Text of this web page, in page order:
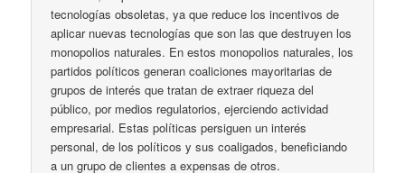
tecnologías obsoletas, ya que reduce los incentivos de
aplicar nuevas tecnologías que son las que destruyen los
monopolios naturales. En estos monopolios naturales, los
partidos políticos generan coaliciones mayoritarias de
grupos de interés que tratan de extraer riqueza del
público, por medios regulatorios, ejerciendo actividad
empresarial. Estas políticas persiguen un interés
personal, de los políticos y sus coaligados, beneficiando
a un grupo de clientes a expensas de otros.